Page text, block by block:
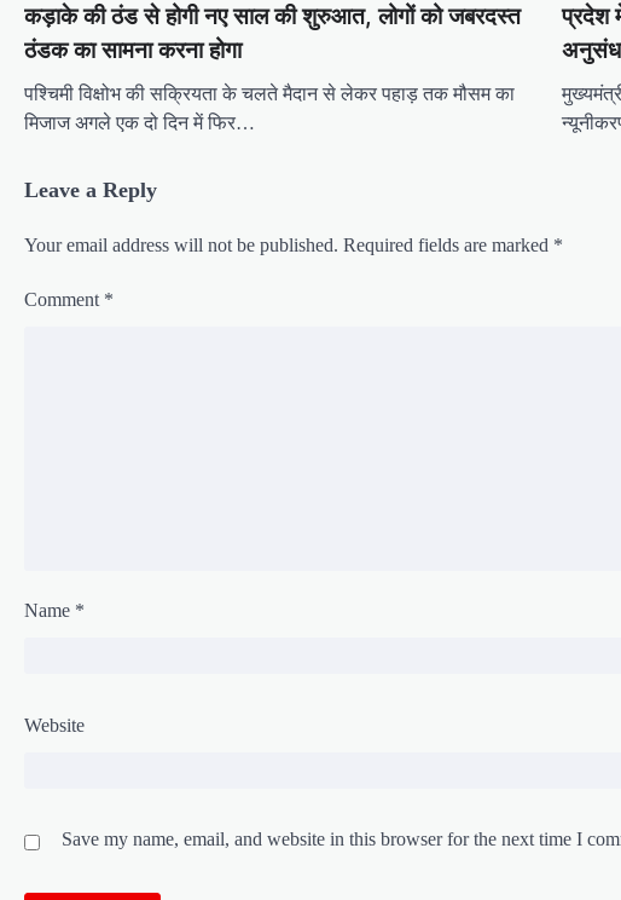
v
g
t
o
n
कड़ाके की ठंड से होगी नए साल की शुरुआत, लोगों को जबरदस्त
ठंडक का सामना करना होगा
पश्चिमी विक्षोभ की सक्रियता के चलते मैदान से लेकर पहाड़ तक मौसम का
मिजाज अगले एक दो दिन में फिर…
प्रदेश
Leave a Reply
Your email address will not be published. Required fields are marked *
Comment *
Name *
Website
Save my name, email, and website in this browser for the next time I